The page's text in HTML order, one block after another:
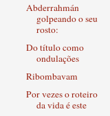
Abderrahmán
golpeando o seu
rosto:
Do título como
ondulações
Ribombavam
Por vezes o roteiro
da vida é este